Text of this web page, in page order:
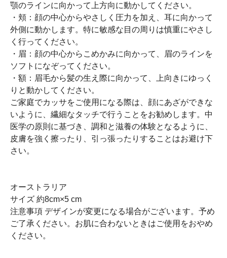
顎のラインに向かって上方向に動かしてください。
・頬：顔の中心からやさしく圧力を加え、耳に向かって
外側に動かします。特に敏感な目の周りは慎重にやさし
く行ってください。
・眉：顔の中心からこめかみに向かって、眉のラインを
ソフトになぞってください。
・額：眉毛から髪の生え際に向かって、上向きにゆっく
りと動かしてください。
ご家庭でカッサをご使用になる際は、顔にあざができな
いように、繊細なタッチで行うことをお勧めします。中
医学の原則に基づき、調和と滋養の体験となるように、
皮膚を強く擦ったり、引っ張ったりすることはお避け下
さい。
オーストラリア
サイズ 約8cm×5 cm
注意事項 デザインが変更になる場合がございます。予め
ご了承ください。お肌に合わないときはご使用をおやめ
ください。